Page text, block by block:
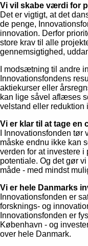
Vi vil skabe værdi for
Det er vigtigt, at det
de penge,
innovation. Derfor
store krav til alle
gennemsigtighed,
I modsætning til andre
Innovationsfondens
aktiekurser eller
kan lige såvel aflæses
velstand eller reduktion
Vi er klar til at tage en
I Innovationsfonden
måske endnu ikke kan
verden for at investere
potentiale. Og det gør
måde - med mindst
Vi er hele Danmarks
Innovationsfonden er
forsknings- og
Innovationsfonden er
København - og
over hele Danmark.